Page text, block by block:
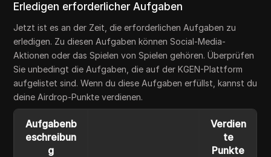
Erledigen erforderlicher Aufgaben
Jetzt ist es an der Zeit, die erforderlichen Aufgaben zu
erledigen. Zu diesen Aufgaben können Social-Media-
Aktionen oder das Spielen von Spielen gehören. Überprüfen
Sie unbedingt die Aufgaben, die auf der KGEN-Plattform
aufgelistet sind. Wenn du diese Aufgaben erfüllst, kannst du
deine Airdrop-Punkte verdienen.
Aufgabenb
eschreibun
g
Verdien
te
Punkte